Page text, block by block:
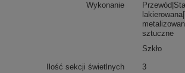
Wykonanie
Przewód|Stal
sztuczne
Szkło
Ilość sekcji świetlnych 3